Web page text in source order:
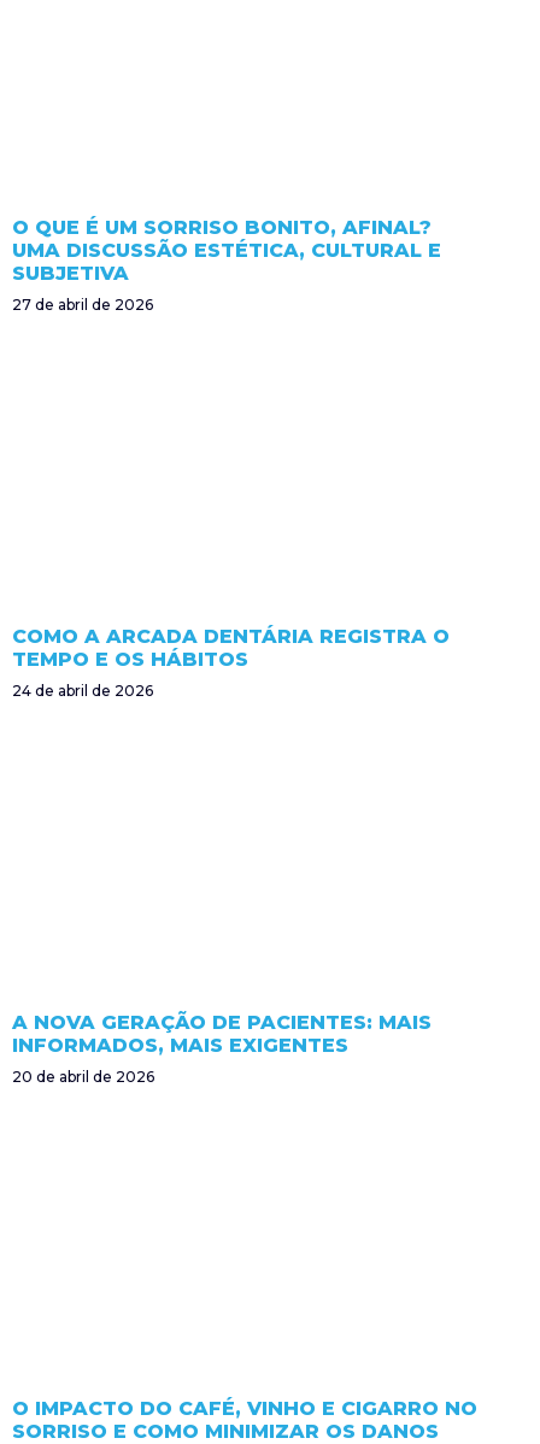
O QUE É UM SORRISO BONITO, AFINAL?
UMA DISCUSSÃO ESTÉTICA, CULTURAL E
SUBJETIVA
27 de abril de 2026
COMO A ARCADA DENTÁRIA REGISTRA O
TEMPO E OS HÁBITOS
24 de abril de 2026
A NOVA GERAÇÃO DE PACIENTES: MAIS
INFORMADOS, MAIS EXIGENTES
20 de abril de 2026
O IMPACTO DO CAFÉ, VINHO E CIGARRO NO
SORRISO E COMO MINIMIZAR OS DANOS